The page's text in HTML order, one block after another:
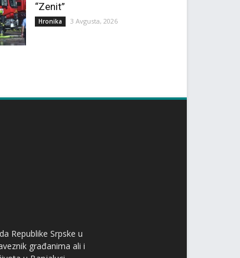
“Zenit”
Hronika 3 Avgusta, 2026
Republike Srpske u
građanima ali i